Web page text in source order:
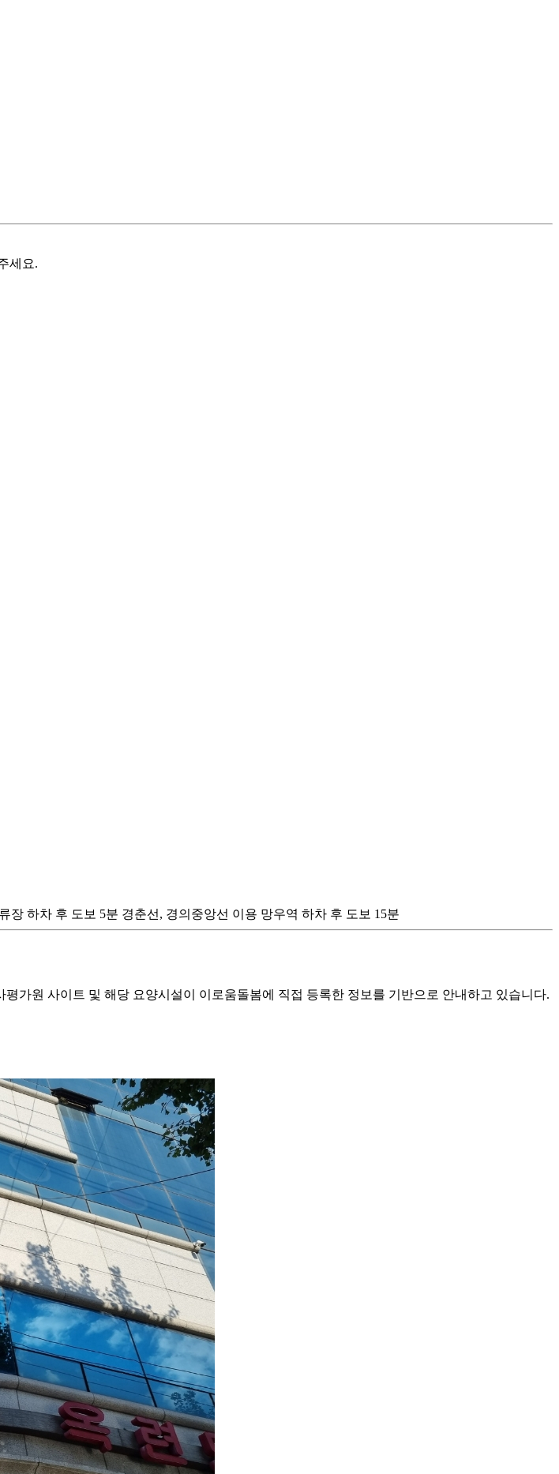
세요.
장 하차 후 도보 5분 경춘선, 경의중앙선 이용 망우역 하차 후 도보 15분
가원 사이트 및 해당 요양시설이 이로움돌봄에 직접 등록한 정보를 기반으로 안내하고 있습니다.